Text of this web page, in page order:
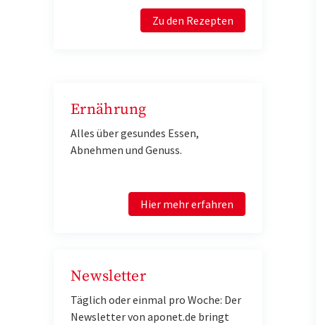
Zu den Rezepten
Ernährung
Alles über gesundes Essen,
Abnehmen und Genuss.
Hier mehr erfahren
Newsletter
Täglich oder einmal pro Woche: Der
Newsletter von aponet.de bringt